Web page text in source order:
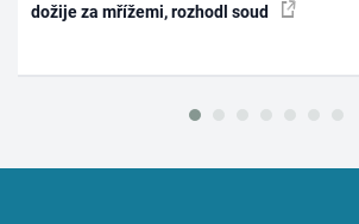
dožije za mřížemi, rozhodl soud